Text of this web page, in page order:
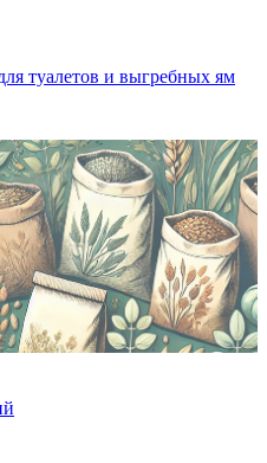
туалетов и выгребных ям